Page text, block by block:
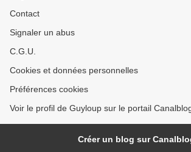
Contact
Signaler un abus
C.G.U.
Cookies et données personnelles
Préférences cookies
Voir le profil de Guyloup sur le portail
Créer un blog sur